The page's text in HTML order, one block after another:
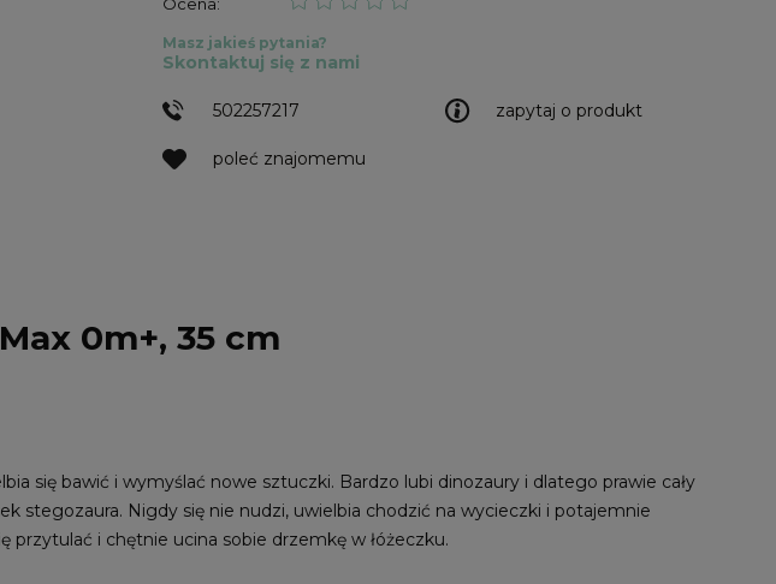
zapytaj o produkt
poleć znajomemu
Masz jakieś pytania?
Skontaktuj się z nami
502257217
0m+, 35 cm
się bawić i wymyślać nowe sztuczki. Bardzo lubi dinozaury i dlatego prawie cały
stegozaura. Nigdy się nie nudzi, uwielbia chodzić na wycieczki i potajemnie
przytulać i chętnie ucina sobie drzemkę w łóżeczku.